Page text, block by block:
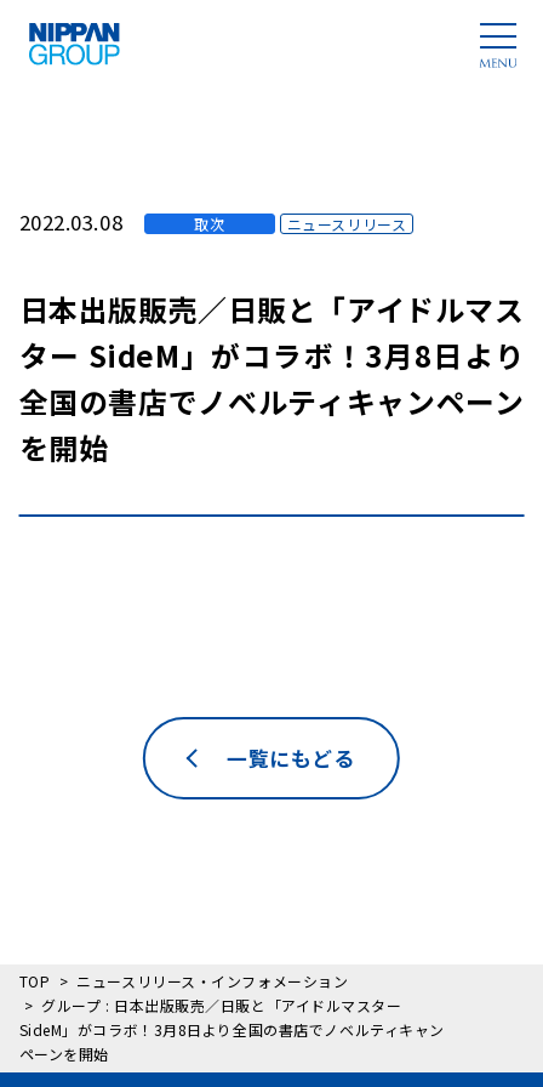
2022.03.08 取次 ニュースリリース
日本出版販売／日販と「アイドルマス
ター SideM」がコラボ！3月8日より
全国の書店でノベルティキャンペーン
を開始
一覧にもどる
TOP
ニュースリリース・インフォメーション
グループ : 日本出版販売／日販と「アイドルマスター
SideM」がコラボ！3月8日より全国の書店でノベルティキャン
ペーンを開始